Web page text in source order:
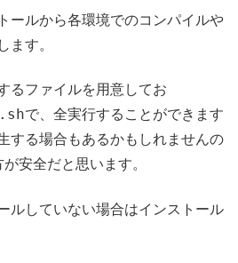
ールから各環境でのコンパイルや
ます。
るファイルを用意してお
で、全実行することができます
する場合もあるかもしれませんの
安全だと思います。
ルしていない場合はインストール